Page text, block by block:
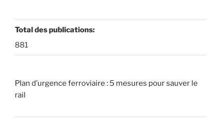
Total des publications:
881
Plan d’urgence ferroviaire : 5 mesures pour sauver le
rail